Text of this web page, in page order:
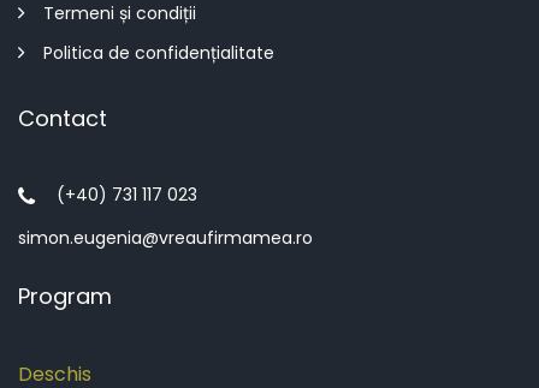
Termeni și condiții
Politica de confidențialitate
Contact
(+40) 731 117 023
simon.eugenia@vreaufirmamea.ro
Program
Deschis